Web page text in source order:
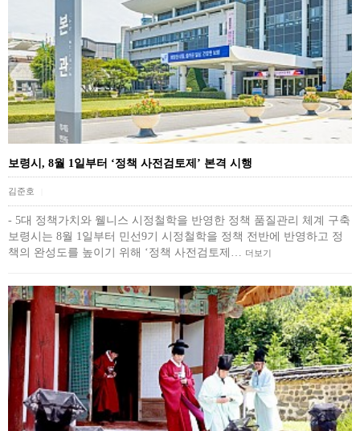
보령시, 8월 1일부터 ‘정책 사전검토제’ 본격 시행
김준호
- 5대 정책가치와 웰니스 시정철학을 반영한 정책 품질관리 체계 구축
보령시는 8월 1일부터 민선9기 시정철학을 정책 전반에 반영하고 정
책의 완성도를 높이기 위해 ‘정책 사전검토제…
더보기